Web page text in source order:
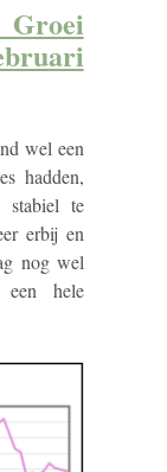
Groei
wel een
hadden,
te
erbij en
nog wel
hele